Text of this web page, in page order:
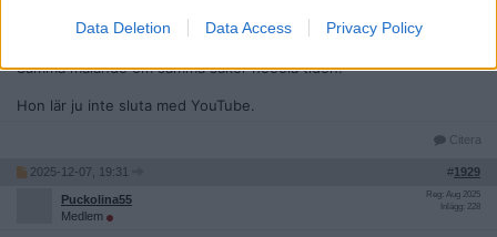
Data Deletion Data Access Privacy Policy
Herregud alltså!
Samma malande om samma saker heeela tiden.
Hon lär ju inte sluta med YouTube.
Citera
2025-12-07, 19:31 #1929
Puckolina55
Medlem
Reg: Aug 2025
Inlägg: 228